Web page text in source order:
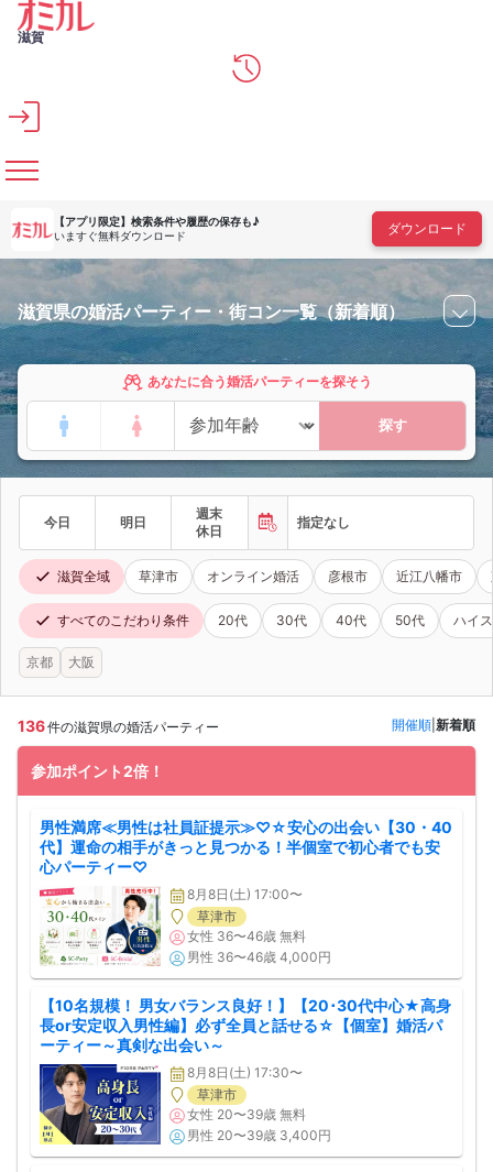
メインコンテンツへスキップ
滋賀
【アプリ限定】 検索条件や履歴の保存も♪
いますぐ無料ダウンロード
ダウンロード
滋賀県の婚活パーティー・街コン一覧（新着順）
あなたに合う婚活パーティーを探そう
探す
今日 明日
週末
休日
指定なし
滋賀全域 草津市 オンライン婚活 彦根市 近江八幡市
すべてのこだわり条件 20代 30代 40代 50代 ハイ
京都 大阪
136件の滋賀県の婚活パーティー 開催順 新着順
参加ポイント2倍！
男性満席≪男性は社員証提示≫♡☆安心の出会い【30・40
代】運命の相手がきっと見つかる！半個室で初心者でも安
心パーティー♡
8月8日(土) 17:00〜
草津市
女性 36〜46歳 無料
男性 36〜46歳 4,000円
【10名規模！ 男女バランス良好！】【20･30代中心★高身
長or安定収入男性編】必ず全員と話せる☆【個室】婚活パ
ーティー～真剣な出会い～
8月8日(土) 17:30〜
草津市
女性 20〜39歳 無料
男性 20〜39歳 3,400円